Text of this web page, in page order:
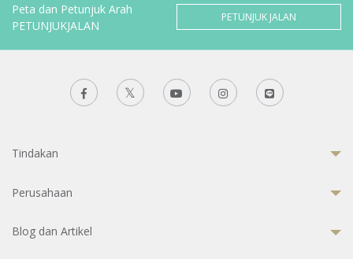
Peta dan Petunjuk Arah
PETUNJUKJALAN
PETUNJUK JALAN
Tindakan
Perusahaan
Blog dan Artikel